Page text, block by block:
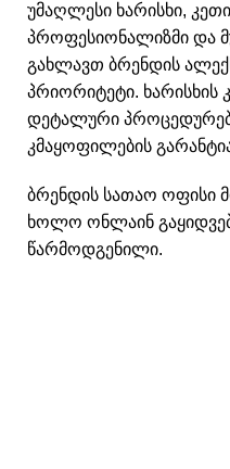
უმაღლესი ხარისხი,
პროფესიონალიზმი და
გახლავთ ბრენდის
პრიორიტეტი. ხარისხის
დეტალური
კმაყოფილების
ბრენდის სათაო ოფისი
ხოლო ონლაინ
წარმოდგენილი.